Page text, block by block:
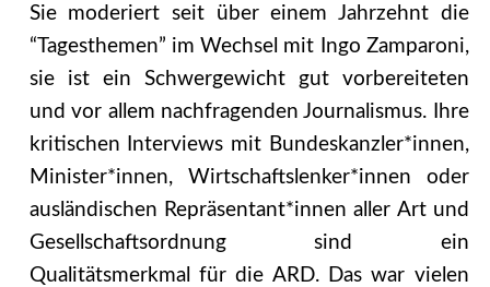
Sie moderiert seit über einem Jahrzehnt die
“Tagesthemen” im Wechsel mit Ingo Zamparoni,
sie ist ein Schwergewicht gut vorbereiteten
und vor allem nachfragenden Journalismus. Ihre
kritischen Interviews mit Bundeskanzler*innen,
Minister*innen, Wirtschaftslenker*innen oder
ausländischen Repräsentant*innen aller Art und
Gesellschaftsordnung sind ein
Qualitätsmerkmal für die ARD. Das war vielen